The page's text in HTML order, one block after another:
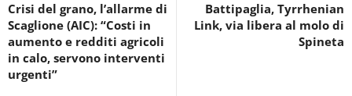
Crisi del grano, l’allarme di
Scaglione (AIC): “Costi in
aumento e redditi agricoli
in calo, servono interventi
urgenti”
Battipaglia, Tyrrhenian
Link, via libera al molo di
Spineta